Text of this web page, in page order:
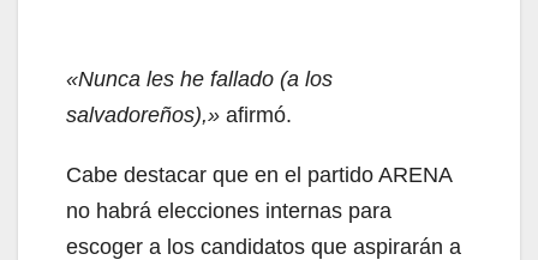
«Nunca les he fallado (a los
salvadoreños),» afirmó.
Cabe destacar que en el partido ARENA
no habrá elecciones internas para
escoger a los candidatos que aspirarán a